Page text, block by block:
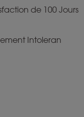
de 100 Jours
Intoleran